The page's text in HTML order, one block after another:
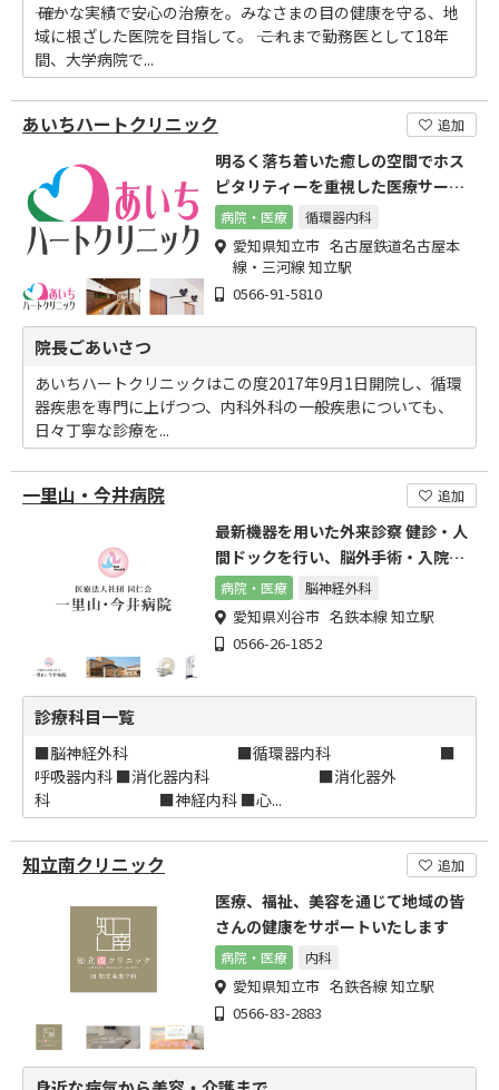
―― 確かな実績で安心の治療を。みなさまの目の健康を守る、地
域に根ざした医院を目指して。 ―― これまで勤務医として18年
間、大学病院で...
あいちハートクリニック 追加
明るく落ち着いた癒しの空間でホス
ピタリティーを重視した医療サービ
スの提供に努めて参ります。
病院・医療 循環器内科
愛知県知立市 名古屋鉄道名古屋本
線・三河線 知立駅
0566-91-5810
院長ごあいさつ
あいちハートクリニックはこの度2017年9月1日開院し、循環
器疾患を専門に上げつつ、内科外科の一般疾患についても、
日々丁寧な診療を...
一里山・今井病院 追加
最新機器を用いた外来診察 健診・人
間ドックを行い、脳外手術・入院等
にも対応
病院・医療 脳神経外科
愛知県刈谷市 名鉄本線 知立駅
0566-26-1852
診療科目一覧
■脳神経外科 ■循環器内科 ■
呼吸器内科 ■消化器内科 ■消化器外
科 ■神経内科 ■心...
知立南クリニック 追加
医療、福祉、美容を通じて地域の皆
さんの健康をサポートいたします
病院・医療 内科
愛知県知立市 名鉄各線 知立駅
0566-83-2883